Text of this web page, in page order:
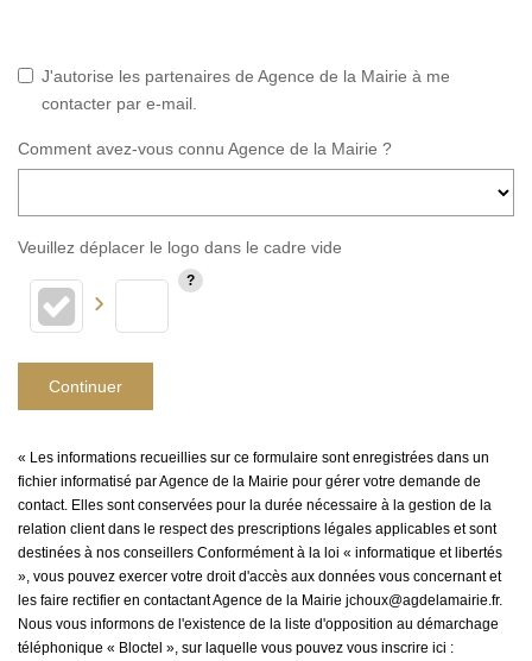
J'autorise les partenaires de Agence de la Mairie à me
contacter par e-mail.
Comment avez-vous connu Agence de la Mairie ?
Veuillez déplacer le logo dans le cadre vide
Continuer
« Les informations recueillies sur ce formulaire sont enregistrées dans un
fichier informatisé par Agence de la Mairie pour gérer votre demande de
contact. Elles sont conservées pour la durée nécessaire à la gestion de la
relation client dans le respect des prescriptions légales applicables et sont
destinées à nos conseillers Conformément à la loi « informatique et libertés
», vous pouvez exercer votre droit d'accès aux données vous concernant et
les faire rectifier en contactant Agence de la Mairie jchoux@agdelamairie.fr.
Nous vous informons de l'existence de la liste d'opposition au démarchage
téléphonique « Bloctel », sur laquelle vous pouvez vous inscrire ici :